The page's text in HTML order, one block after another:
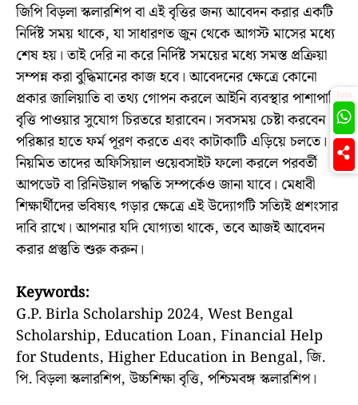
জিপি বিড়লা স্কলারশিপ বা এইবৃত্তির জন্য আবেদন করার একটি
নির্দিষ্ট সময় থাকে, যা সাধারণত জুন থেকে আগস্ট মাসের মধ্যে
শেষ হয়। তাই দেরি না করে নির্দিষ্ট সময়ের মধ্যে সমস্ত প্রক্রিয়া
সম্পন্ন করা বুদ্ধিমানের কাজ হবে। আবেদনের ক্ষেত্রে কোনো
প্রকার জালিয়াতি বা তথ্য গোপন করলে আইনি ব্যবস্থার পাশাপাশি
বৃত্তি পাওয়ার সুযোগ চিরতরে হারাবেন। সবসময় চেষ্টা করবেন
পরিষ্কার হাতে ফর্ম পূরণ করতে এবং কাটাকাটি এড়িয়ে চলতে।
নিয়মিত তাদের অফিসিয়াল ওয়েবসাইট ফলো করলে পরবর্তী
আপডেট বা রিনিউয়াল পদ্ধতি সম্পর্কেও জানা যাবে। মেধাবী
শিক্ষার্থীদের ভবিষ্যৎ গড়ার ক্ষেত্রে এই উদ্যোগটি সত্যিই প্রশংসার
দাবি রাখে। আপনার যদি যোগ্যতা থাকে, তবে আজই আবেদন
করার প্রস্তুতি শুরু করুন।
Keywords:
G.P. Birla Scholarship 2024, West Bengal
Scholarship, Education Loan, Financial Help
for Students, Higher Education in Bengal, জি.
পি. বিড়লা স্কলারশিপ, উচ্চশিক্ষা বৃত্তি, পশ্চিমবঙ্গ স্কলারশিপ।
Join